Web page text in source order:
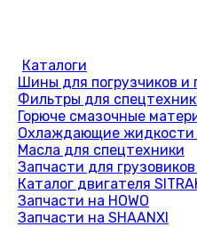
Каталоги
Шины для погрузчиков и
Фильтры для
Горюче смазочные
Охлаждающие жидкости
Масла для спецтехники
Запчасти для
Каталог двигателя
Запчасти на HOWO
Запчасти на SHAANXI